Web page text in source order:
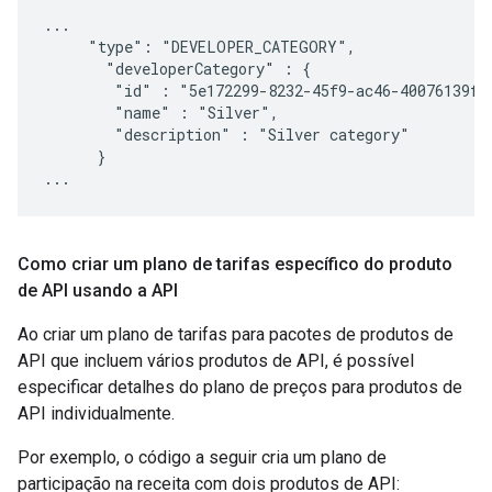
...
     "type": "DEVELOPER_CATEGORY",
       "developerCategory" : {
"id" : "5e172299-8232-45f9-ac46-
        "name" : "Silver",
        "description" : "Silver category"
      }
Como criar um plano de tarifas específico do produto
de API usando a API
Ao criar um plano de tarifas para pacotes de produtos de
API que incluem vários produtos de API, é possível
especificar detalhes do plano de preços para produtos de
API individualmente.
Por exemplo, o código a seguir cria um plano de
participação na receita com dois produtos de API: